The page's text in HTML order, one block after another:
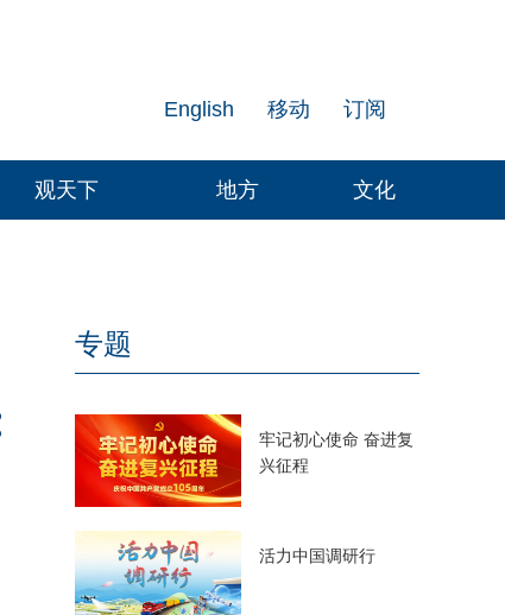
订阅
移动
English
观天下 地方 文化
专题
牢记初心使命 奋进复
兴征程
活力中国调研行